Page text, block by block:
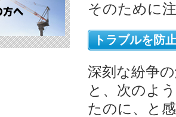
そのために
トラブルを防
深刻な紛争
と、次のよ
たのに、と